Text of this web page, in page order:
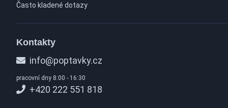
Často kladené dotazy
Kontakty
info@poptavky.cz
pracovní dny 8:00 - 16:30
+420 222 551 818